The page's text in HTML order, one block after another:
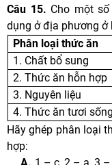
Câu 15. Cho một
dụng ở địa phương ở
Phân loại thức ăn
1. Chất bổ sung
2. Thức ăn hỗn hợp
3. Nguyên liệu
4. Thức ăn tươi sống
Hãy ghép phân loại
hợp: